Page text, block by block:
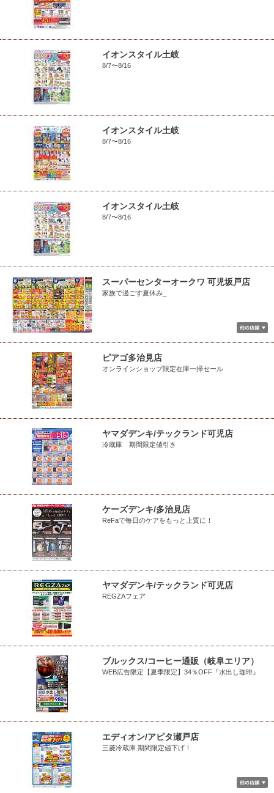
イオンスタイル土岐
8/7〜8/16
イオンスタイル土岐
8/7〜8/16
イオンスタイル土岐
8/7〜8/16
スーパーセンターオークワ 可児坂戸店
家族で過ごす夏休み_
ピアゴ多治見店
オンラインショップ限定在庫一掃セール
ヤマダデンキ/テックランド可児店
冷蔵庫 期間限定値引き
ケーズデンキ/多治見店
ReFaで毎日のケアをもっと上質に！
ヤマダデンキ/テックランド可児店
REGZAフェア
ブルックス/コーヒー通販（岐阜エリア）
WEB広告限定【夏季限定】34％OFF『水出し珈琲』
エディオン/アピタ瀬戸店
三菱冷蔵庫 期間限定値下げ！